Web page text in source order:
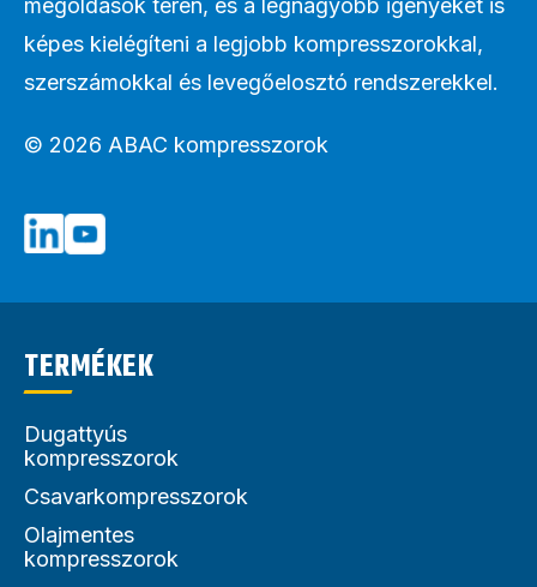
megoldások terén, és a legnagyobb igényeket is
képes kielégíteni a legjobb kompresszorokkal,
szerszámokkal és levegőelosztó rendszerekkel.
© 2026 ABAC kompresszorok
TERMÉKEK
Dugattyús
kompresszorok
Csavarkompresszorok
Olajmentes
kompresszorok